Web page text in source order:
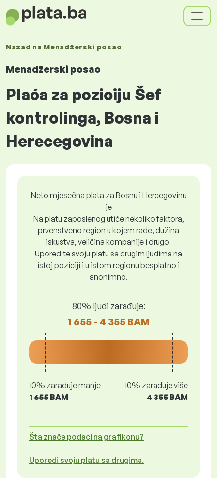
Nazad na Menadžerski posao
Menadžerski posao
Plaća za poziciju Šef
kontrolinga, Bosna i
Herecegovina
Neto mjesečna plata za Bosnu i Hercegovinu
je
Na platu zaposlenog utiče nekoliko faktora,
prvenstveno region u kojem rade, dužina
iskustva, veličina kompanije i drugo.
Uporedite svoju platu sa drugim ljudima na
istoj poziciji i u istom regionu besplatno i
anonimno.
80% ljudi zarađuje:
1 655 - 4 355 BAM
10% zarađuje manje
1 655 BAM
10% zarađuje više
4 355 BAM
Šta znače podaci na grafikonu?
Uporedi svoju platu sa drugima.